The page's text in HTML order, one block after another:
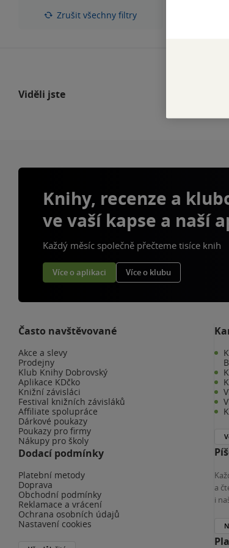
Zrušit všechny filtry
Viděli jste
Knihy, recenze a
ve vaší kapse a naší
Každý měsíc společně přečteme tisíce knih
Více o aplikaci Více o klubu
Často navštěvované
Akce a slevy
Prodejny
Klub Knihy Dobrovský
Aplikace KDčko
Knižní závisláci
Festival knižních závisláků
Affiliate spolupráce
Dárkové poukazy
Poukazy pro firmy
Nákupy pro školy
Dodací podmínky
Platební metody
Doprava
Obchodní podmínky
Reklamace a vrácení
Ochrana osobních údajů
Nastavení cookies
a
i